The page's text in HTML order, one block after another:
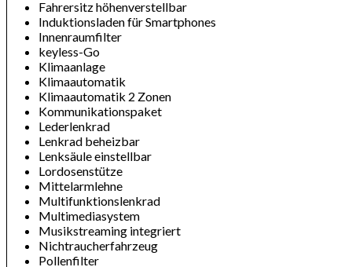
Fahrersitz höhenverstellbar
Induktionsladen für Smartphones
Innenraumfilter
keyless-Go
Klimaanlage
Klimaautomatik
Klimaautomatik 2 Zonen
Kommunikationspaket
Lederlenkrad
Lenkrad beheizbar
Lenksäule einstellbar
Lordosenstütze
Mittelarmlehne
Multifunktionslenkrad
Multimediasystem
Musikstreaming integriert
Nichtraucherfahrzeug
Pollenfilter